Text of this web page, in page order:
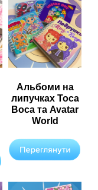
Альбоми на
липучках Toca
Boca та Avatar
World